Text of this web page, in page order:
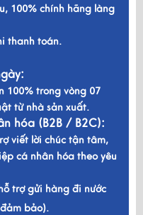
100% chính hãng làng
thanh toán.
100% trong vòng 07
từ nhà sản xuất.
hóa (B2B / B2C):
viết lời chúc tận tâm,
cá nhân hóa theo yêu
trợ gửi hàng đi nước
bảo).